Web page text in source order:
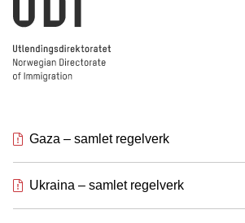
Gaza – samlet regelverk
Ukraina – samlet regelverk